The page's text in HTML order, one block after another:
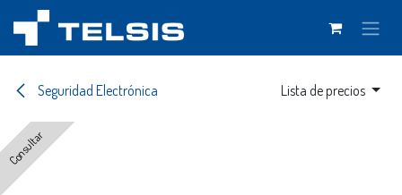
Ir al contenido
Seguridad Electrónica Lista de precios
Consultar